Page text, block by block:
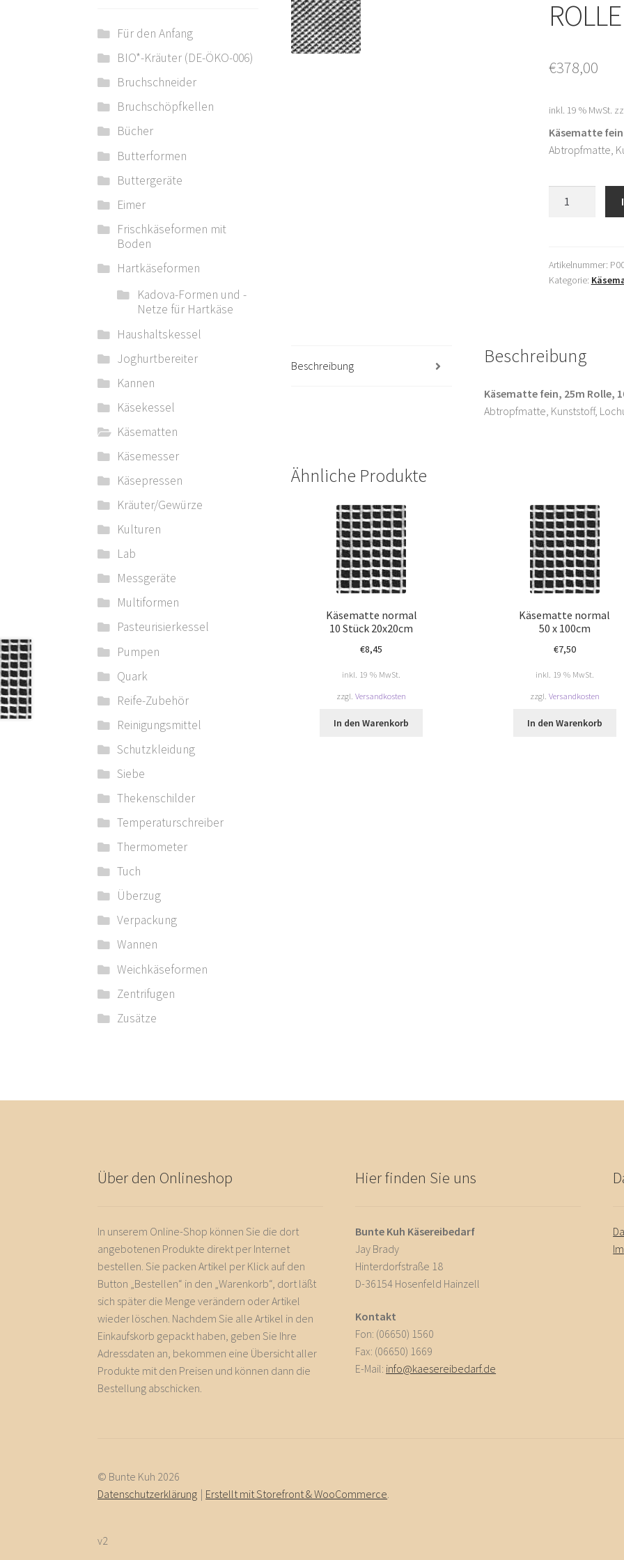
€378,00
inkl. 19 % MwSt.
Käsematte
Abtropfmatte,
Menge
Artikelnummer:
Kategorie:
Beschreibung Beschreibung
Käsematte fein, 25m Rolle,
Abtropfmatte, Kunststoff,
Ähnliche Produkte
Käsematte normal
10 Stück 20x20cm
€8,45
inkl. 19 % MwSt.
zzgl.Versandkosten
In den Warenkorb
Käsematte normal
50 x 100cm
€7,50
inkl. 19 % MwSt.
zzgl. Versandkosten
In den Warenkorb
Für den Anfang
BIO*-Kräuter (DE-ÖKO-006)
Bruchschneider
Bruchschöpfkellen
Bücher
Butterformen
Buttergeräte
Eimer
Frischkäseformen mit
Boden
Hartkäseformen
Kadova-Formen und -
Netze für Hartkäse
Haushaltskessel
Joghurtbereiter
Kannen
Käsekessel
Käsematten
Käsemesser
Käsepressen
Kräuter/Gewürze
Kulturen
Lab
Messgeräte
Multiformen
Pasteurisierkessel
Pumpen
Quark
Reife-Zubehör
Reinigungsmittel
Schutzkleidung
Siebe
Thekenschilder
Temperaturschreiber
Thermometer
Tuch
Überzug
Verpackung
Wannen
Weichkäseformen
Zentrifugen
Zusätze
Über den Onlineshop
In unserem Online-Shop können Sie die dort
angebotenen Produkte direkt per Internet
bestellen. Sie packen Artikel per Klick auf den
Button „Bestellen“ in den „Warenkorb“, dort läßt
sich später die Menge verändern oder Artikel
wieder löschen. Nachdem Sie alle Artikel in den
Einkaufskorb gepackt haben, geben Sie Ihre
Adressdaten an, bekommen eine Übersicht aller
Produkte mit den Preisen und können dann die
Bestellung abschicken.
Hier finden Sie uns
Bunte Kuh Käsereibedarf
Jay Brady
Hinterdorfstraße 18
D-36154 Hosenfeld Hainzell
Kontakt
Fon: (06650) 1560
Fax: (06650) 1669
E-Mail: info@kaesereibedarf.de
© Bunte Kuh 2026
Datenschutzerklärung
Erstellt mit Storefront & WooCommerce
v2